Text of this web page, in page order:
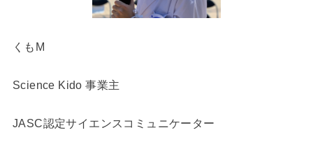
くもM
Science Kido 事業主
JASC認定サイエンスコミュニケーター